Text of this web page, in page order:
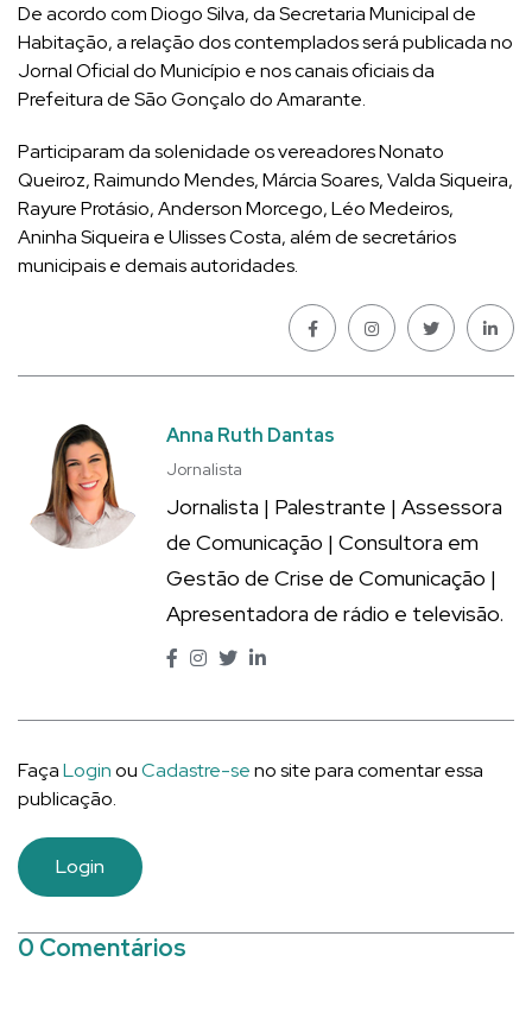
De acordo com Diogo Silva, da Secretaria Municipal de
Habitação, a relação dos contemplados será publicada no
Jornal Oficial do Município e nos canais oficiais da
Prefeitura de São Gonçalo do Amarante.
Participaram da solenidade os vereadores Nonato
Queiroz, Raimundo Mendes, Márcia Soares, Valda Siqueira,
Rayure Protásio, Anderson Morcego, Léo Medeiros,
Aninha Siqueira e Ulisses Costa, além de secretários
municipais e demais autoridades.
Anna Ruth Dantas
Jornalista
Jornalista | Palestrante | Assessora
de Comunicação | Consultora em
Gestão de Crise de Comunicação |
Apresentadora de rádio e televisão.
FaçaLoginouCadastre-seno site para comentar essa
publicação.
Login
0 Comentários